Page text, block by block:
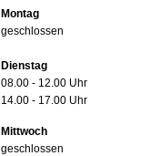
Montag
geschlossen
Dienstag
08.00 - 12.00 Uhr
14.00 - 17.00 Uhr
Mittwoch
geschlossen